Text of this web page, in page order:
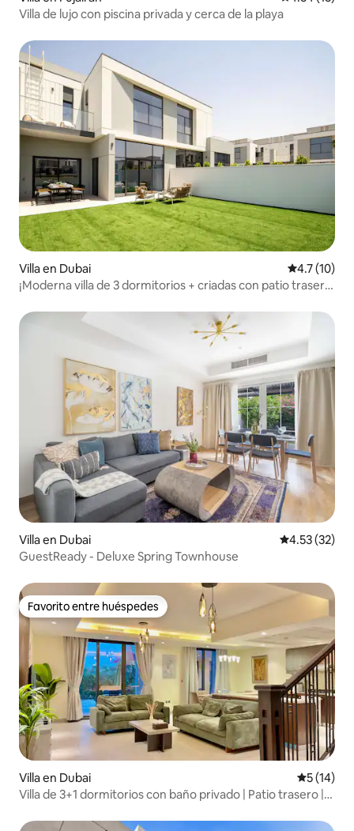
Villa de lujo con piscina privada y cerca de la playa
Villa en Dubai Calificación
4.7 (10)
¡Moderna villa de 3 dormitorios + criadas con patio trasero
Villa en Dubai Calificación
4.53 (32)
GuestReady - Deluxe Spring Townhouse
Favorito entre huéspedes
Favorito entre huéspedes
Villa en Dubai
5 (14)
Villa de 3+1 dormitorios con baño privado | Patio trasero |